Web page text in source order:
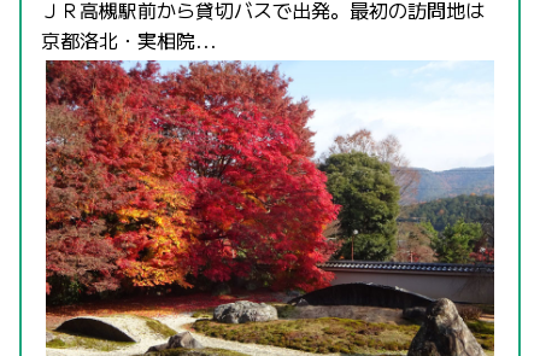
ＪＲ高槻駅前から貸切バスで出発。最初の訪問地は
京都洛北・実相院...